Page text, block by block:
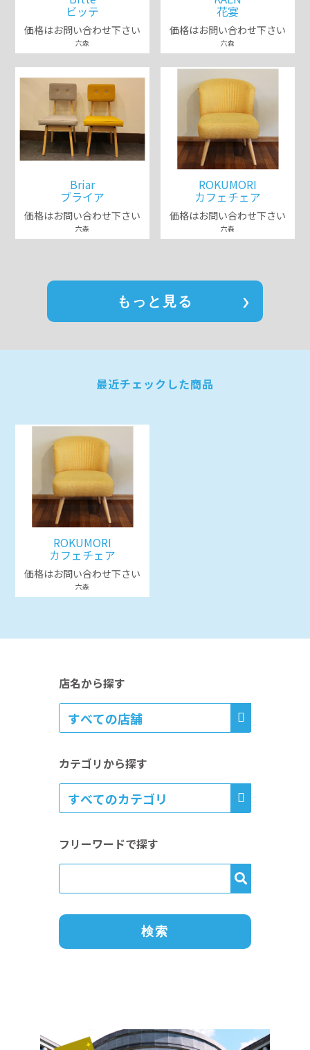
ビッテ
価格はお問い合わせ下さい
六森
花宴
価格はお問い合わせ下さい
六森
Briar
ブライア
価格はお問い合わせ下さい
六森
ROKUMORI
カフェチェア
価格はお問い合わせ下さい
六森
もっと見る
最近チェックした商品
ROKUMORI
カフェチェア
価格はお問い合わせ下さい
六森
店名から探す
カテゴリから探す
フリーワードで探す